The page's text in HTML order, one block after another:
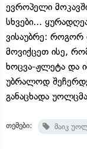
ევროპელი
სხვები...
ვისაუბრე:
მოვიქცეთ ისე,
ხოცვა-ჟლეტა და
უბრალოდ
განაცხადა
თემები: მაიკ